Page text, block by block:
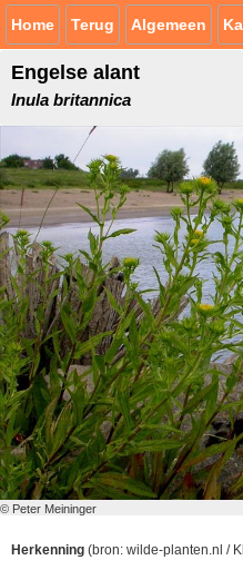
Home Terug Algemeen
Engelse alant
Inula britannica
© Peter Meininger
Herkenning (bron: wilde-planten.nl /